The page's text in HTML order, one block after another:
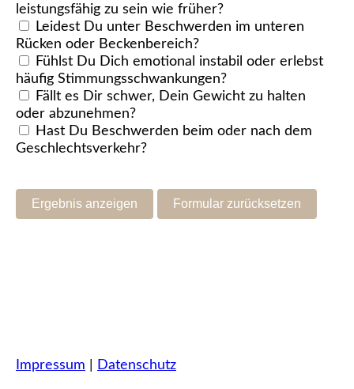
leistungsfähig zu sein wie früher?
Leidest Du unter Beschwerden im unteren
Rücken oder Beckenbereich?
Fühlst Du Dich emotional instabil oder erlebst
häufig Stimmungsschwankungen?
Fällt es Dir schwer, Dein Gewicht zu halten
oder abzunehmen?
Hast Du Beschwerden beim oder nach dem
Geschlechtsverkehr?
Ergebnis anzeigen Formular zurücksetzen
Impressum Datenschutz